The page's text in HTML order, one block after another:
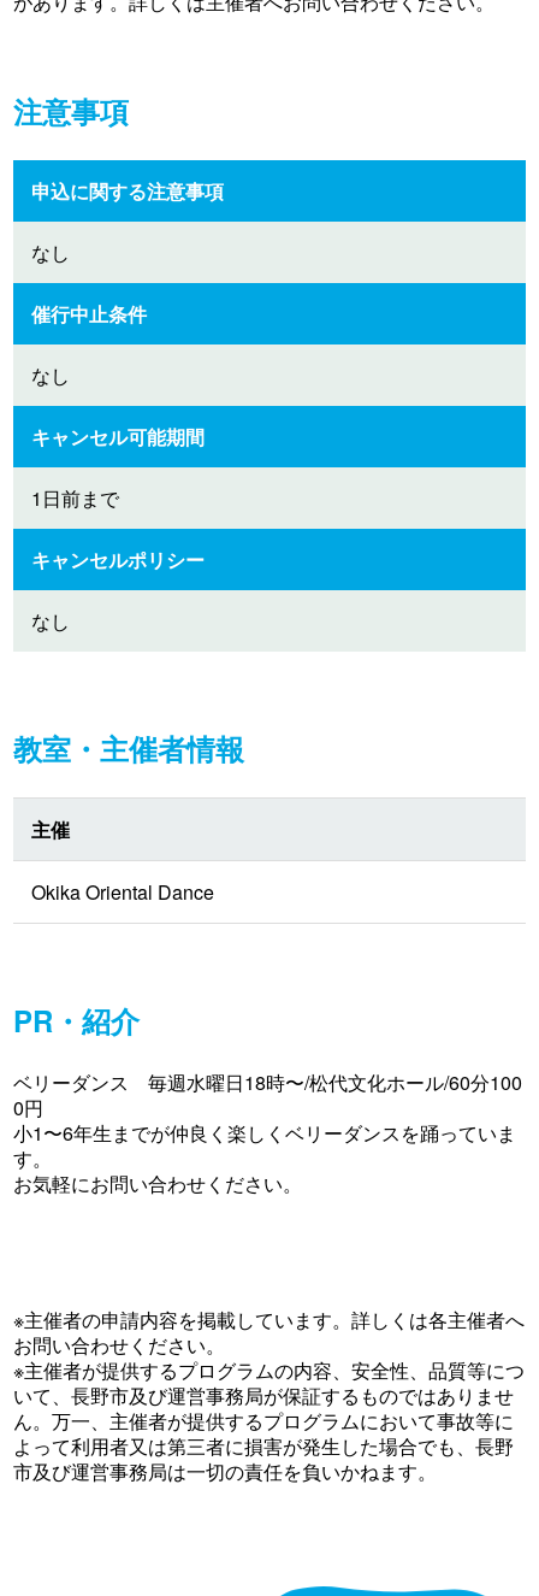
注意事項
申込に関する注意事項
なし
催行中止条件
なし
キャンセル可能期間
1日前まで
キャンセルポリシー
なし
教室・主催者情報
主催
Okika Oriental Dance
PR・紹介
ベリーダンス 毎週水曜日18時〜/松代文化ホール/60分100
0円
小1〜6年生までが仲良く楽しくベリーダンスを踊っていま
す。
お気軽にお問い合わせください。
※主催者の申請内容を掲載しています。詳しくは各主催者へ
お問い合わせください。
※主催者が提供するプログラムの内容、安全性、品質等につ
いて、長野市及び運営事務局が保証するものではありませ
ん。万一、主催者が提供するプログラムにおいて事故等に
よって利用者又は第三者に損害が発生した場合でも、長野
市及び運営事務局は一切の責任を負いかねます。